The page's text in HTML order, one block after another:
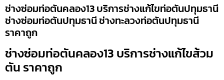
ช่างซ่อมท่อตันคลอง13 บริการช่างแก้ไขท่อตันปทุมธานี
ช่างซ่อมท่อตันปทุมธานี ช่างทะลวงท่อตันปทุมธานี
ราคาถูก
ช่างซ่อมท่อตันคลอง13 บริการช่างแก้ไขส้วม
ตัน ราคาถูก